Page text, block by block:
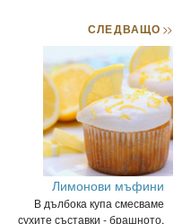
СЛЕДВАЩО>>
Лимонови мъфини
В дълбока купа смесваме
сухите съставки - брашното,